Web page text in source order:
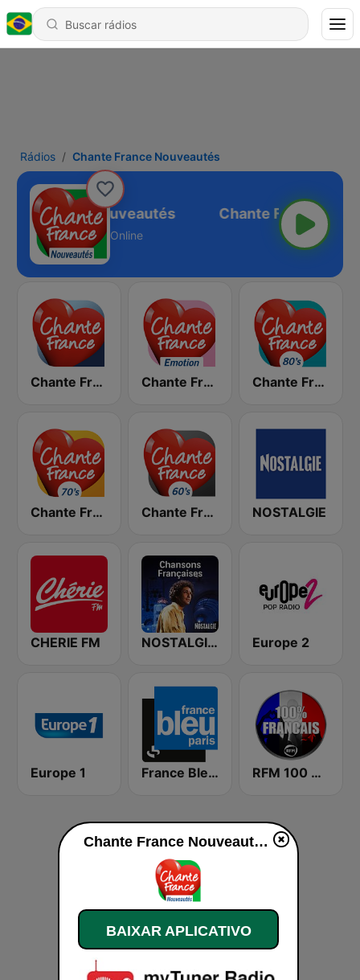
Rádios Chante France Nouveautés
France Nouveautés
Online
Chante France Chante France Emotion Chante France 80's
Chante France 70's Chante France 60's NOSTALGIE
CHERIE FM NOSTALGIE CHANSONS FRANCAISES Europe 2
Europe 1 France Bleu Ile-de-France RFM 100 % Français
Chante France Nouveautés ao vivo
BAIXAR APLICATIVO